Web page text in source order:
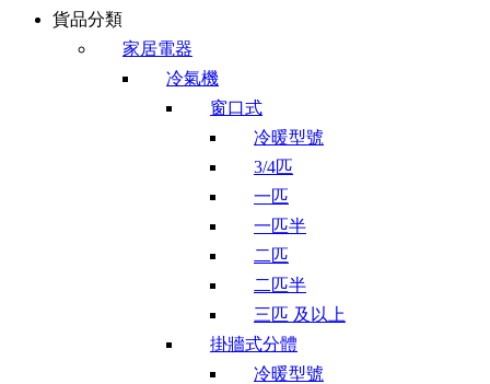
貨品分類
家居電器
冷氣機
窗口式
冷暖型號
3/4匹
一匹
一匹半
二匹
二匹半
三匹 及以上
掛牆式分體
冷暖型號